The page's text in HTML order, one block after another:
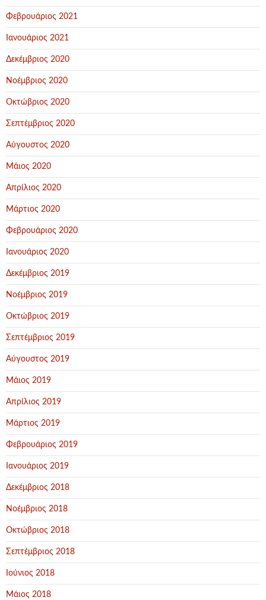
Φεβρουάριος 2021
Ιανουάριος 2021
Δεκέμβριος 2020
Νοέμβριος 2020
Οκτώβριος 2020
Σεπτέμβριος 2020
Αύγουστος 2020
Μάιος 2020
Απρίλιος 2020
Μάρτιος 2020
Φεβρουάριος 2020
Ιανουάριος 2020
Δεκέμβριος 2019
Νοέμβριος 2019
Οκτώβριος 2019
Σεπτέμβριος 2019
Αύγουστος 2019
Μάιος 2019
Απρίλιος 2019
Μάρτιος 2019
Φεβρουάριος 2019
Ιανουάριος 2019
Δεκέμβριος 2018
Νοέμβριος 2018
Οκτώβριος 2018
Σεπτέμβριος 2018
Ιούνιος 2018
Μάιος 2018